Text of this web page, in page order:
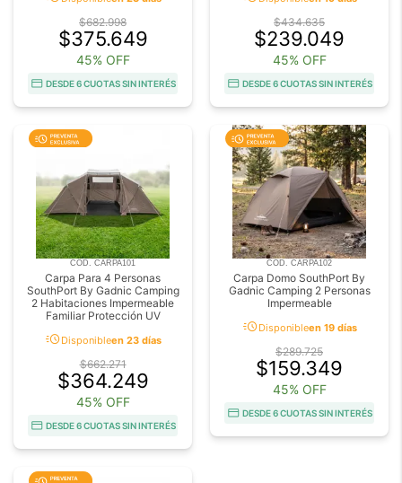
$682.998
$375.649
45% OFF
DESDE 6 CUOTAS SIN INTERÉS
$434.635
$239.049
45% OFF
DESDE 6 CUOTAS SIN INTERÉS
COD. CARPA101
Carpa Para 4 Personas
SouthPort By Gadnic Camping
2 Habitaciones Impermeable
Familiar Protección UV
acuteDisponibleen 23 días
$662.271
$364.249
45% OFF
DESDE 6 CUOTAS SIN INTERÉS
COD. CARPA102
Carpa Domo SouthPort By
Gadnic Camping 2 Personas
Impermeable
acuteDisponibleen 19 días
$289.725
$159.349
45% OFF
DESDE 6 CUOTAS SIN INTERÉS